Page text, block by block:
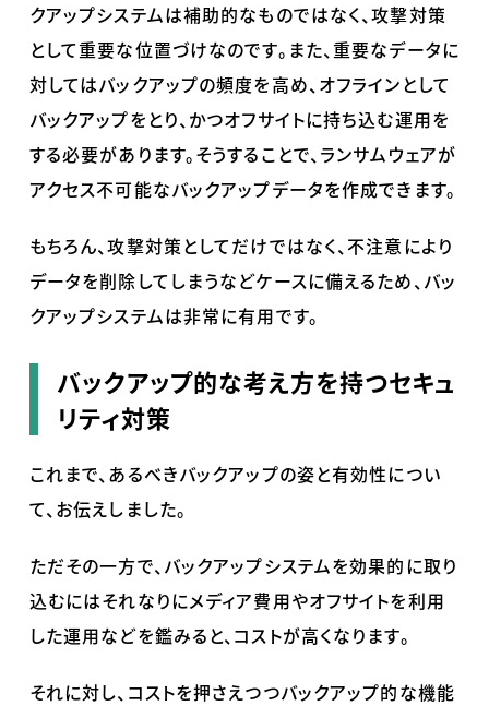
クアップシステムは補助的なものではなく、攻撃対策
として重要な位置づけなのです。また、重要なデータに
対してはバックアップの頻度を高め、オフラインとして
バックアップをとり、かつオフサイトに持ち込む運用を
する必要があります。そうすることで、ランサムウェアが
アクセス不可能なバックアップデータを作成できます。
もちろん、攻撃対策としてだけではなく、不注意により
データを削除してしまうなどケースに備えるため、バッ
クアップシステムは非常に有用です。
バックアップ的な考え方を持つセキュ
リティ対策
これまで、あるべきバックアップの姿と有効性につい
て、お伝えしました。
ただその一方で、バックアップシステムを効果的に取り
込むにはそれなりにメディア費用やオフサイトを利用
した運用などを鑑みると、コストが高くなります。
それに対し、コストを押さえつつバックアップ的な機能